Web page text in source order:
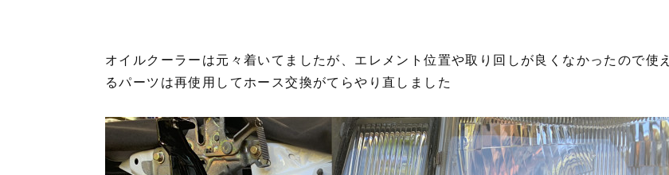
オイルクーラーは元々着いてましたが、エレメント位置や取り回しが良くなかったので使え
るパーツは再使用してホース交換がてらやり直しました